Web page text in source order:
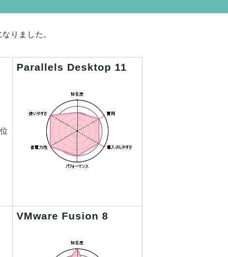
りました。
Parallels Desktop 11
VMware Fusion 8